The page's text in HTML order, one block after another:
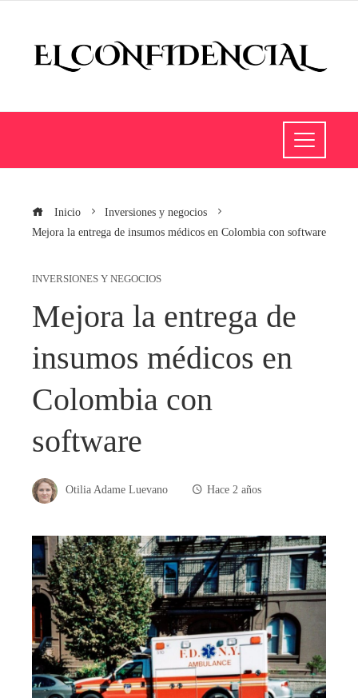
Inicio
Inversiones y negocios
Mejora la entrega de insumos médicos en Colombia con software
INVERSIONES Y NEGOCIOS
Mejora la entrega de
insumos médicos en
Colombia con
software
Otilia Adame Luevano Hace 2 años